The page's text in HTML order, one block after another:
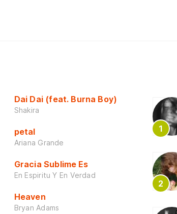
Dai Dai (feat. Burna Boy)
Shakira
petal
Ariana Grande
Gracia Sublime Es
En Espiritu Y En Verdad
Heaven
Bryan Adams